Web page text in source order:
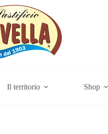
Il territorio Shop